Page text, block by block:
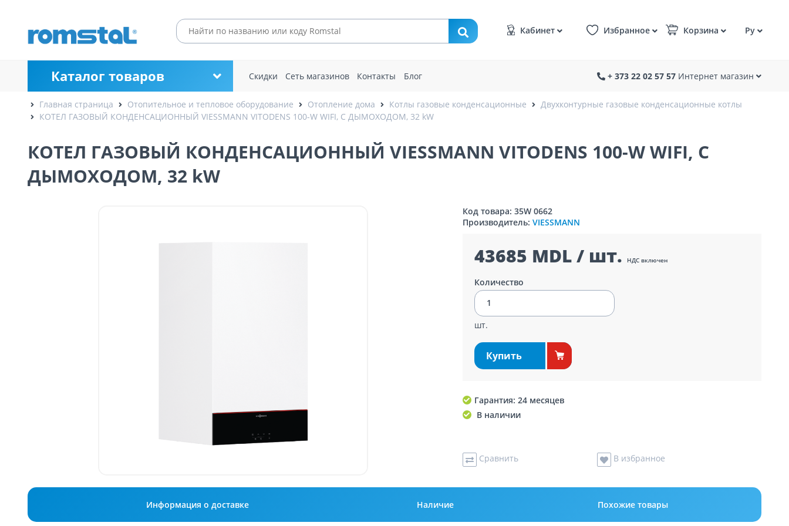
Кабинет Избранное Корзина Ру
Каталог товаров Скидки Сеть магазинов Контакты Блог + 373 22 02 57 57 Интернет магазин
Главная страница Отопительное и тепловое оборудование Отопление дома Котлы газовые конденсационные
Двухконтурные газовые конденсационные котлы
КОТЕЛ ГАЗОВЫЙ КОНДЕНСАЦИОННЫЙ VIESSMANN VITODENS 100-W WIFI, С ДЫМОХОДОМ, 32 kW
КОТЕЛ ГАЗОВЫЙ КОНДЕНСАЦИОННЫЙ VIESSMANN VITODENS 100-W WIFI, С
ДЫМОХОДОМ, 32 kW
Код товара: 35W 0662
Производитель: VIESSMANN
43685 MDL / шт. НДС включен
Количество
шт.
Купить
Гарантия: 24 месяцев
В наличии
Сравнить В избранное
Информация о доставке Наличие Похожие товары